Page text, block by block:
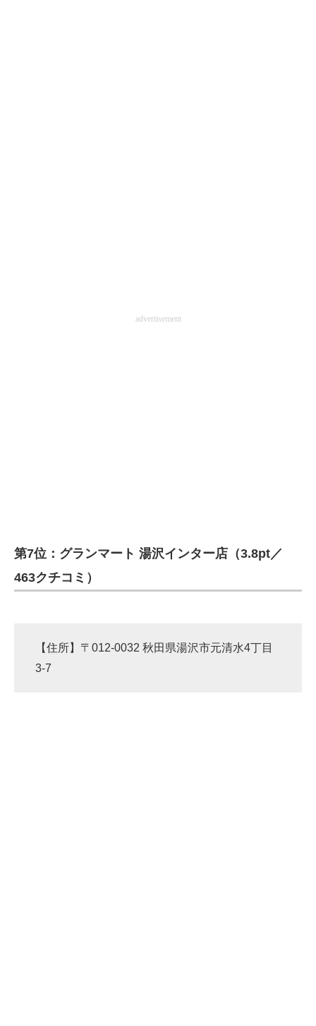
advertisement
第7位：グランマート 湯沢インター店（3.8pt／
463クチコミ）
【住所】〒012-0032 秋田県湯沢市元清水4丁目
3-7